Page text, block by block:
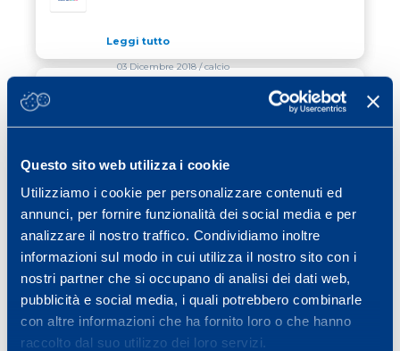
Questo sito web utilizza i cookie
Utilizziamo i cookie per personalizzare contenuti ed
annunci, per fornire funzionalità dei social media e per
analizzare il nostro traffico. Condividiamo inoltre
informazioni sul modo in cui utilizza il nostro sito con i
nostri partner che si occupano di analisi dei dati web,
pubblicità e social media, i quali potrebbero combinarle
con altre informazioni che ha fornito loro o che hanno
raccolto dal suo utilizzo dei loro servizi.
Leggi tutto
03 Dicembre 2018/ calcio
TEST MAPEI PER LE CALCIATRICI DEL
Leggi tutto
LE RICERCHE DI MAPEI SPORT SUL
Leggi tutto
Previous page
Page Page Page
32